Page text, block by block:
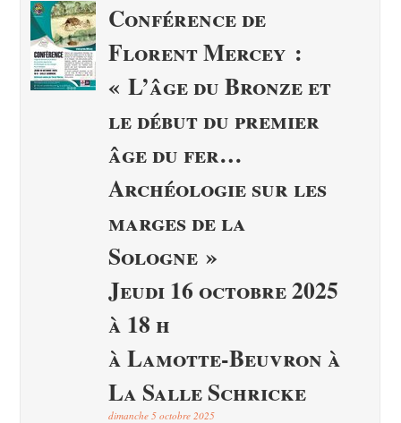
Conférence de
Florent Mercey :
« L’âge du Bronze et
le début du premier
âge du fer…
Archéologie sur les
marges de la
Sologne »
Jeudi 16 octobre 2025
à 18 h
à Lamotte-Beuvron à
La Salle Schricke
dimanche 5 octobre 2025